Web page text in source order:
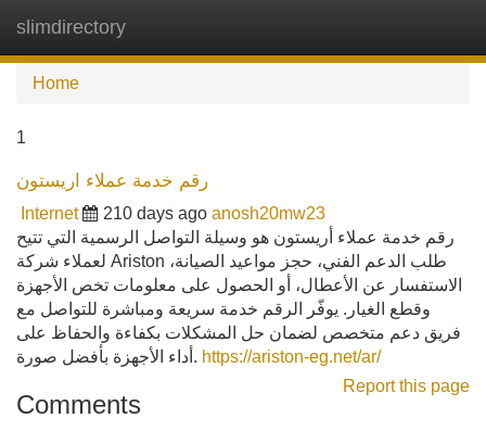
slimdirectory
Home
1
رقم خدمة عملاء اريستون
Internet 210 days ago anosh20mw23
رقم خدمة عملاء أريستون هو وسيلة التواصل الرسمية التي تتيح
لعملاء شركة Ariston طلب الدعم الفني، حجز مواعيد الصيانة،
الاستفسار عن الأعطال، أو الحصول على معلومات تخص الأجهزة
وقطع الغيار. يوفّر الرقم خدمة سريعة ومباشرة للتواصل مع
فريق دعم متخصص لضمان حل المشكلات بكفاءة والحفاظ على
أداء الأجهزة بأفضل صورة. https://ariston-eg.net/ar/
Report this page
Comments